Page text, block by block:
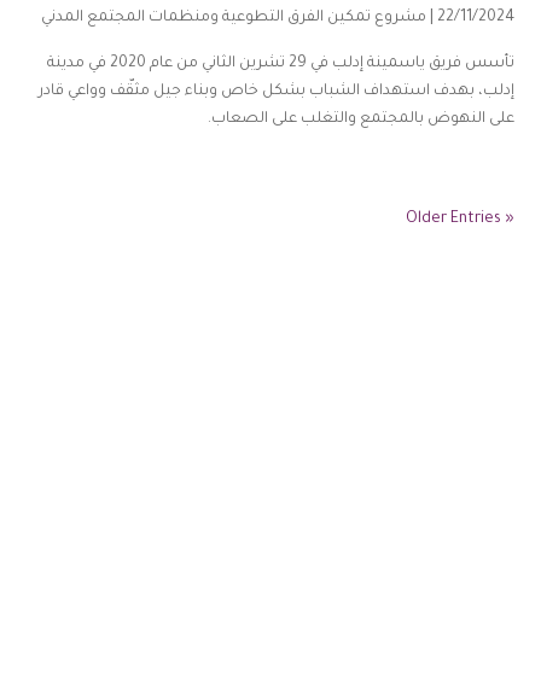
22/11/2024 |
مشروع تمكين الفرق التطوعية ومنظمات المجتمع المدني
تأسس فريق ياسمينة إدلب في 29 تشرين الثاني من عام 2020 في مدينة
إدلب، بهدف استهداف الشباب بشكل خاص وبناء جيل مثقّف وواعي قادر
على النهوض بالمجتمع والتغلب على الصعاب.
« Older Entries